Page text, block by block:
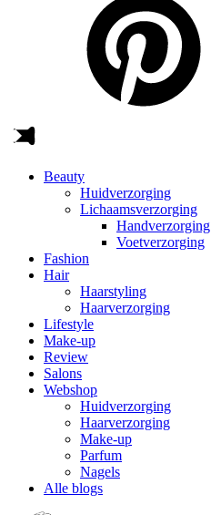
Beauty
Huidverzorging
Lichaamsverzorging
Handverzorging
Voetverzorging
Fashion
Hair
Haarstyling
Haarverzorging
Lifestyle
Make-up
Review
Salons
Webshop
Huidverzorging
Haarverzorging
Make-up
Parfum
Nagels
Alle blogs